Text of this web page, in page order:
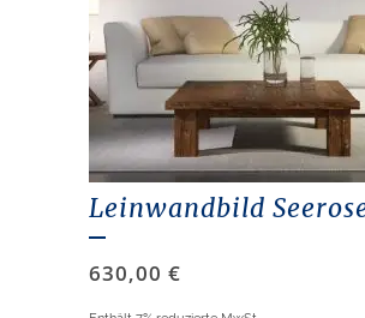
Leinwandbild
630,00 €